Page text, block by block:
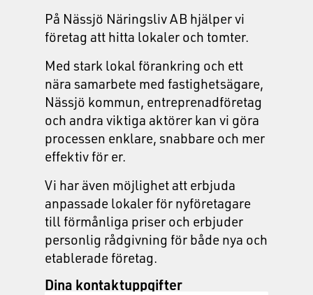
På Nässjö Näringsliv AB hjälper vi
företag att hitta lokaler och tomter.
Med stark lokal förankring och ett
nära samarbete med fastighetsägare,
Nässjö kommun, entreprenadföretag
och andra viktiga aktörer kan vi göra
processen enklare, snabbare och mer
effektiv för er.
Vi har även möjlighet att erbjuda
anpassade lokaler för nyföretagare
till förmånliga priser och erbjuder
personlig rådgivning för både nya och
etablerade företag.
Dina kontaktuppgifter